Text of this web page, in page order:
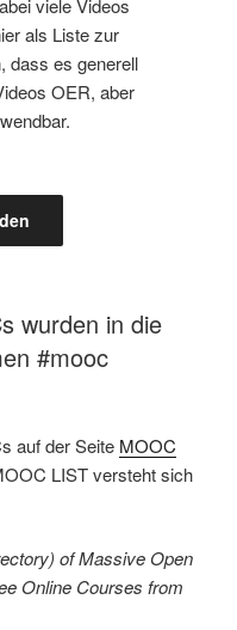
viele Videos
als Liste zur
dass es generell
OER, aber
wurden in die
#mooc
auf der Seite MOOC
LIST versteht sich
of Massive Open
Online Courses from